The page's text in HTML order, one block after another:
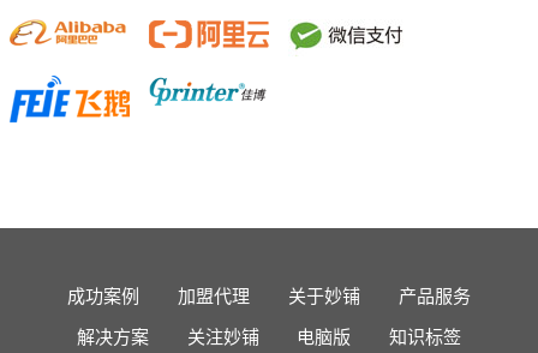
成功案例 加盟代理 关于妙铺
产品服务
解决方案
关注妙铺 电脑版 知识标签